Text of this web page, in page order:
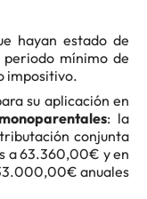
hayan estado de
mínimo de
impositivo.
su aplicación en
: la
conjunta
a 63.360,00€ y en
anuales